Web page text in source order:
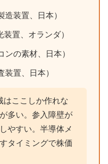
造装置、日本）
装置、オランダ）
ンの素材、日本）
装置、日本）
はここしか作れな
多い。参入障壁が
やすい。半導体メ
タイミングで株価